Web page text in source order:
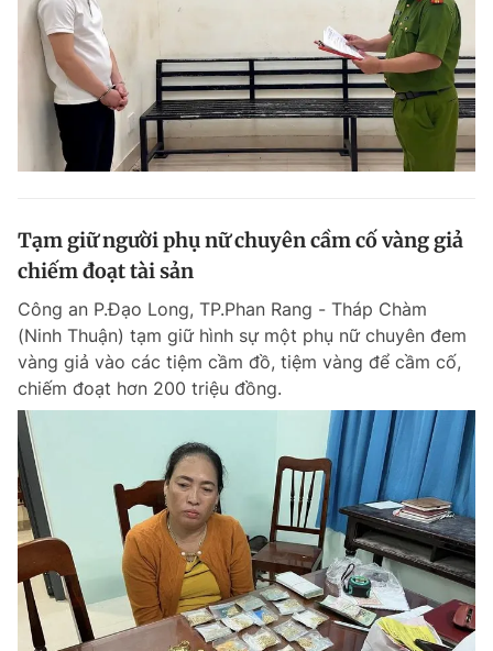
Tạm giữ người phụ nữ chuyên cầm cố vàng giả
chiếm đoạt tài sản
Công an P.Đạo Long, TP.Phan Rang - Tháp Chàm
(Ninh Thuận) tạm giữ hình sự một phụ nữ chuyên đem
vàng giả vào các tiệm cầm đồ, tiệm vàng để cầm cố,
chiếm đoạt hơn 200 triệu đồng.